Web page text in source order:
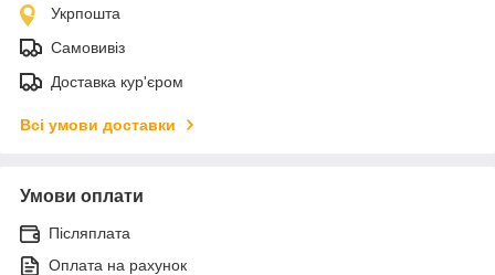
Укрпошта
Самовивіз
Доставка кур'єром
Всі умови доставки
Умови оплати
Післяплата
Оплата на рахунок